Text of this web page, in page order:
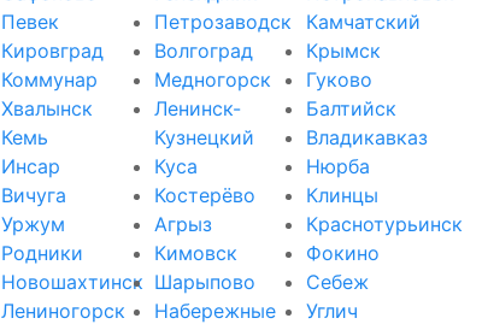
Певек
Кировград
Коммунар
Хвалынск
Кемь
Инсар
Вичуга
Уржум
Родники
Новошахтинск
Лениногорск
Петрозаводск
Волгоград
Медногорск
Ленинск-
Кузнецкий
Куса
Костерёво
Агрыз
Кимовск
Шарыпово
Набережные
Камчатский
Крымск
Гуково
Балтийск
Владикавказ
Нюрба
Клинцы
Краснотурьинск
Фокино
Себеж
Углич